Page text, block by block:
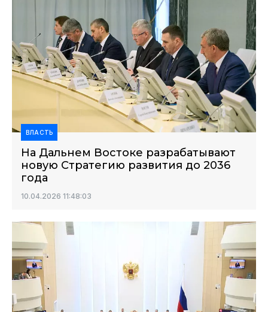
ВЛАСТЬ
На Дальнем Востоке разрабатывают
новую Стратегию развития до 2036
года
10.04.2026 11:48:03